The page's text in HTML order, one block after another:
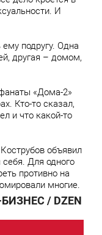
И
подругу. Одна
другая – домом,
«Дома-2»
Кто-то сказал,
и что какой-то
объявил
себя. Для одного
противно на
многие.
/ DZEN